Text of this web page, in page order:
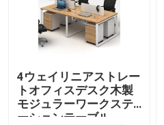
屋外の角のソファー セット
4ウェイリニアストレー
トオフィスデスク木製
モジュラーワークステ
ーションテーブル